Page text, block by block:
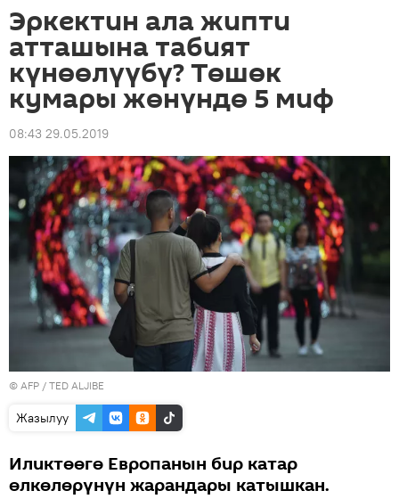
Эркектин ала жипти
атташына табият
күнөөлүүбү? Төшөк
кумары жөнүндө 5 миф
08:43 29.05.2019
© AFP / TED ALJIBE
Жазылуу
Иликтөөгө Европанын бир катар
өлкөлөрүнүн жарандары катышкан.